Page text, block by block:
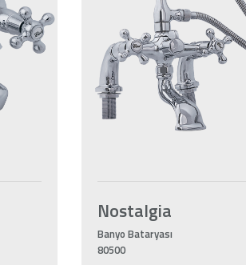
Nostalgia
Banyo Bataryası
80500